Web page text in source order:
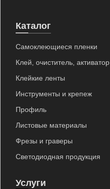
Каталог
Самоклеющиеся пленки
Клей, очиститель, активатор
Клейкие ленты
Инструменты и крепеж
Профиль
Листовые материалы
Фрезы и граверы
Светодиодная продукция
Услуги